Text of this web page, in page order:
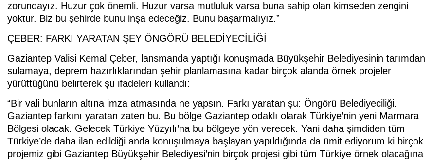
zorundayız. Huzur çok önemli. Huzur varsa mutluluk varsa buna sahip olan kimseden zengini
yoktur. Biz bu şehirde bunu inşa edeceğiz. Bunu başarmalıyız.”
ÇEBER: FARKI YARATAN ŞEY ÖNGÖRÜ BELEDİYECİLİĞİ
Gaziantep Valisi Kemal Çeber, lansmanda yaptığı konuşmada Büyükşehir Belediyesinin tarımdan
sulamaya, deprem hazırlıklarından şehir planlamasına kadar birçok alanda örnek projeler
yürüttüğünü belirterek şu ifadeleri kullandı:
“Bir vali bunların altına imza atmasında ne yapsın. Farkı yaratan şu: Öngörü Belediyeciliği.
Gaziantep farkını yaratan zaten bu. Bu bölge Gaziantep odaklı olarak Türkiye’nin yeni Marmara
Bölgesi olacak. Gelecek Türkiye Yüzyılı’na bu bölgeye yön verecek. Yani daha şimdiden tüm
Türkiye’de daha ilan edildiği anda konuşulmaya başlayan yapıldığında da ümit ediyorum ki birçok
projemiz gibi Gaziantep Büyükşehir Belediyesi’nin birçok projesi gibi tüm Türkiye örnek olacağına